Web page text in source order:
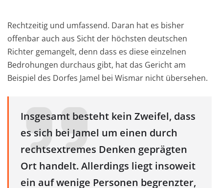
Rechtzeitig und umfassend. Daran hat es bisher
offenbar auch aus Sicht der höchsten deutschen
Richter gemangelt, denn dass es diese einzelnen
Bedrohungen durchaus gibt, hat das Gericht am
Beispiel des Dorfes Jamel bei Wismar nicht übersehen.
Insgesamt besteht kein Zweifel, dass
es sich bei Jamel um einen durch
rechtsextremes Denken geprägten
Ort handelt. Allerdings liegt insoweit
ein auf wenige Personen begrenzter,